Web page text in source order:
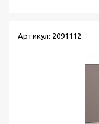
Артикул: 2091112